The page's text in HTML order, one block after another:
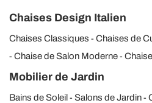
Chaises Design Italien
Chaises Classiques
Chaises de
Chaise de Salon Moderne
Mobilier de Jardin
Bains de Soleil Salons de Jardin